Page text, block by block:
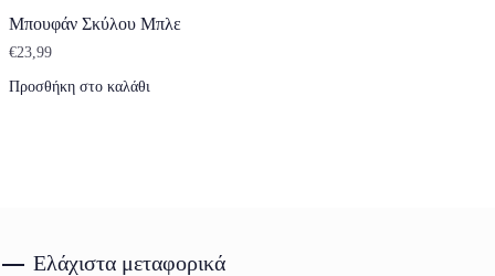
Μπουφάν Σκύλου Μπλε
€23,99
Προσθήκη στο καλάθι
Ελάχιστα μεταφορικά